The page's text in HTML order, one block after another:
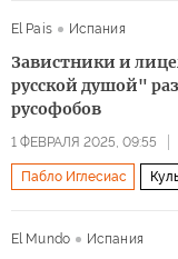
El Pais Испания
Завистники и
русской душой"
русофобов
1 ФЕВРАЛЯ 2025, 09:55
Пабло Иглесиас
El Mundo
Испания